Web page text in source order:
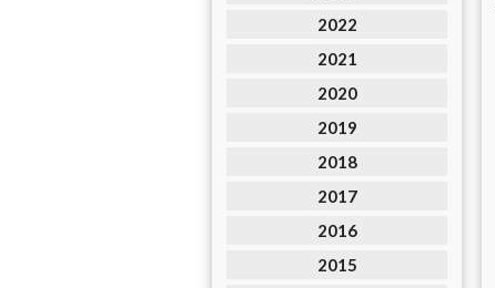
2022
2021
2020
2019
2018
2017
2016
2015